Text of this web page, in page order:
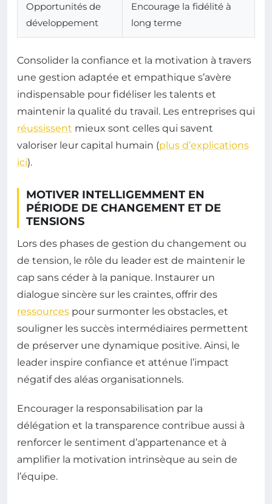
Opportunités de
développement
Encourage la fidélité à
long terme
Consolider la confiance et la motivation à travers
une gestion adaptée et empathique s’avère
indispensable pour fidéliser les talents et
maintenir la qualité du travail. Les entreprises qui
réussissent mieux sont celles qui savent
valoriser leur capital humain (plus d’explications
ici).
MOTIVER INTELLIGEMMENT EN
PÉRIODE DE CHANGEMENT ET DE
TENSIONS
Lors des phases de gestion du changement ou
de tension, le rôle du leader est de maintenir le
cap sans céder à la panique. Instaurer un
dialogue sincère sur les craintes, offrir des
ressources pour surmonter les obstacles, et
souligner les succès intermédiaires permettent
de préserver une dynamique positive. Ainsi, le
leader inspire confiance et atténue l’impact
négatif des aléas organisationnels.
Encourager la responsabilisation par la
délégation et la transparence contribue aussi à
renforcer le sentiment d’appartenance et à
amplifier la motivation intrinsèque au sein de
l’équipe.